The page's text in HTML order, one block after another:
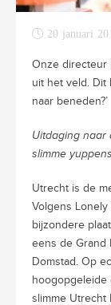
20 januari
Onze directeur
uit het veld. Dit
naar beneden?’
Uitdaging naar
slimme
Utrecht is de
Volgens
bijzondere
eens de Grand
Domstad. Op
hoogopgeleide
slimme Utrecht